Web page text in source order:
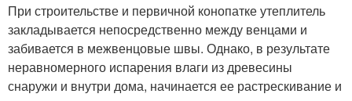
При строительстве и первичной конопатке утеплитель
закладывается непосредственно между венцами и
забивается в межвенцовые швы. Однако, в результате
неравномерного испарения влаги из древесины
снаружи и внутри дома, начинается ее растрескивание и